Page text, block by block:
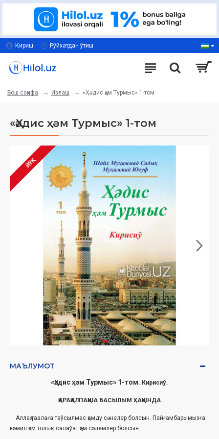
Кириш Рўйхатдан ўтиш
Бош саҳифа Излаш «Ҳәдис ҳәм Турмыс» 1-том
«Ҳәдис ҳәм Турмыс» 1-том
ЙЎҚ
МАЪЛУМОТ
«Ҳәдис ҳәм Турмыс» 1-том. Кирисиў.
ҚАРАҚАЛПАҚША БАСЫЛЫМ ҲАҚҚЫНДА
Аллаҳ таалаға таўсылмас ҳамду сәнелер болсын. Пайғамбарымызға
кәмил ҳәм толық салаўат ҳәм сәлемлер болсын.